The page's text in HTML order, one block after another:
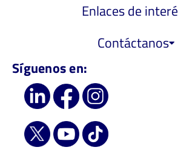
Enlaces de
Contáctanos
Síguenos en: